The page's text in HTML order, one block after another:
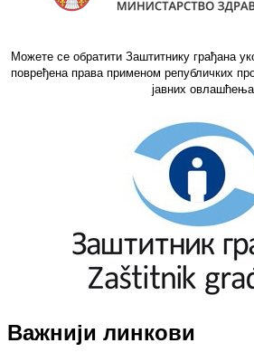
Можете се обратити Заштитнику грађана
повређена права применом републичких
јавних овлашћења
Важнији линкови